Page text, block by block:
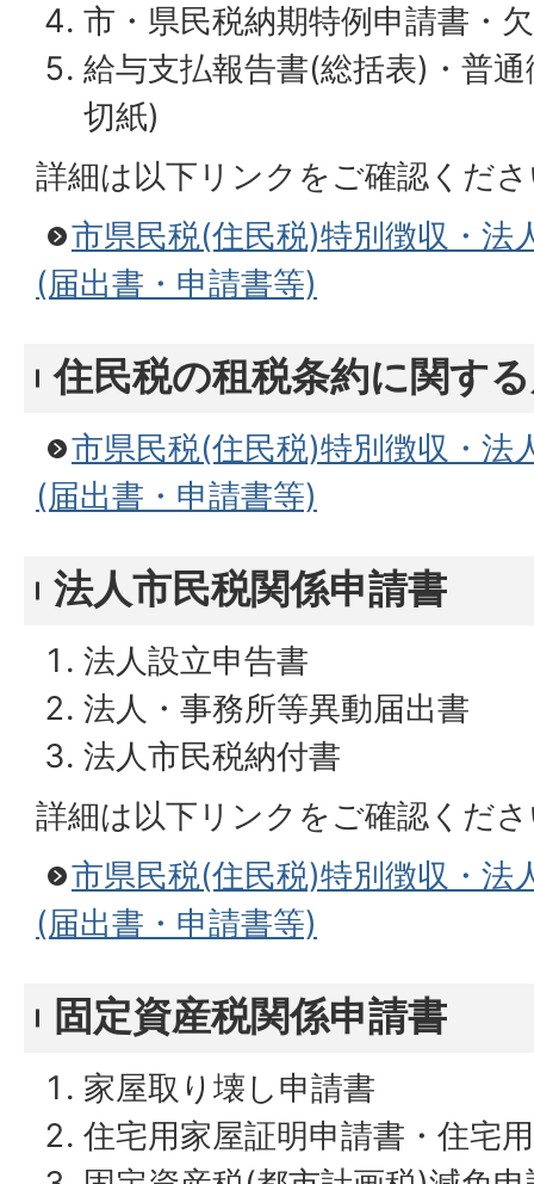
市・県民税納期特例申請書・
給与支払報告書(総括表)・普
切紙)
詳細は以下リンクをご確認くだ
市県民税(住民税)特別徴収・法
(届出書・申請書等)
住民税の租税条約に関す
市県民税(住民税)特別徴収・法
(届出書・申請書等)
法人市民税関係申請書
法人設立申告書
法人・事務所等異動届出書
法人市民税納付書
詳細は以下リンクをご確認くだ
市県民税(住民税)特別徴収・法
(届出書・申請書等)
固定資産税関係申請書
家屋取り壊し申請書
住宅用家屋証明申請書・住宅